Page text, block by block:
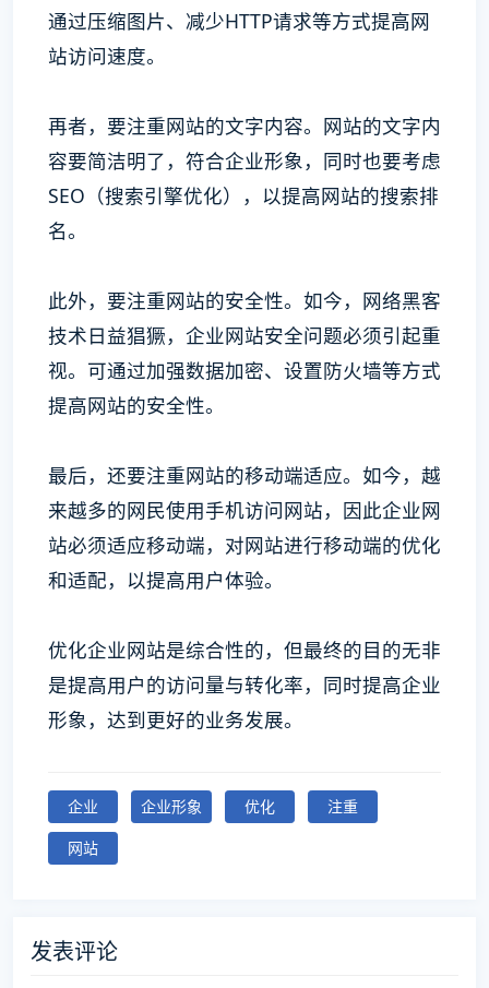
通过压缩图片、减少HTTP请求等方式提高网
站访问速度。
再者，要注重网站的文字内容。网站的文字内
容要简洁明了，符合企业形象，同时也要考虑
SEO（搜索引擎优化），以提高网站的搜索排
名。
此外，要注重网站的安全性。如今，网络黑客
技术日益猖獗，企业网站安全问题必须引起重
视。可通过加强数据加密、设置防火墙等方式
提高网站的安全性。
最后，还要注重网站的移动端适应。如今，越
来越多的网民使用手机访问网站，因此企业网
站必须适应移动端，对网站进行移动端的优化
和适配，以提高用户体验。
优化企业网站是综合性的，但最终的目的无非
是提高用户的访问量与转化率，同时提高企业
形象，达到更好的业务发展。
企业 企业形象 优化
注重
网站
发表评论